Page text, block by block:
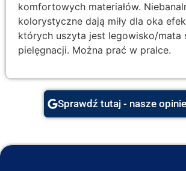
komfortowych materiałów.
kolorystyczne dają miły dla oka
których uszyta jest legowisko/mata
pielęgnacji. Można prać w pralce.
Sprawdź tutaj - nasze